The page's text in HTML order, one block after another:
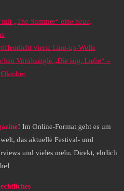
„The Summer“ eine neue,
vierte Line-up-Welle
Vorabsingle „Die sog. Liebe“ –
! Im Online-Format geht es um
das aktuelle Festival- und
und vieles mehr. Direkt, ehrlich